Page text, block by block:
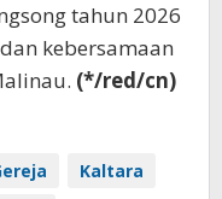
tahun 2026
kebersamaan
(*/red/cn)
Kaltara